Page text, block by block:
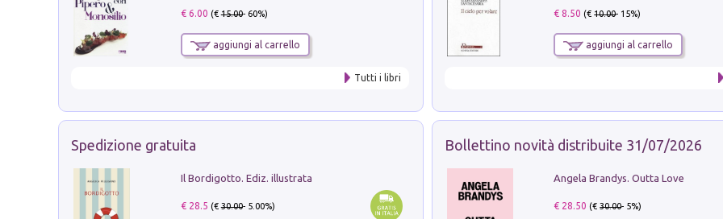
€ 6.00 (€15.00- 60%)
aggiungi al carrello
Tutti i libri
€ 8.50 (€10.00- 15%)
aggiungi al carrello
Spedizione gratuita
Il Bordigotto. Ediz. illustrata
€ 28.5 (€30.00- 5.00%)
Bollettino novità distribuite 31/07/2026
Angela Brandys. Outta Love
€ 28.50 (€30.00- 5%)